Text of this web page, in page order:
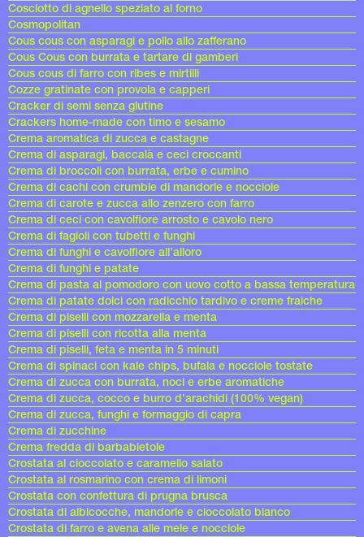
Cosciotto di agnello speziato al forno
Cosmopolitan
Cous cous con asparagi e pollo allo zafferano
Cous Cous con burrata e tartare di gamberi
Cous cous di farro con ribes e mirtilli
Cozze gratinate con provola e capperi
Cracker di semi senza glutine
Crackers home-made con timo e sesamo
Crema aromatica di zucca e castagne
Crema di asparagi, baccalà e ceci croccanti
Crema di broccoli con burrata, erbe e cumino
Crema di cachi con crumble di mandorle e nocciole
Crema di carote e zucca allo zenzero con farro
Crema di ceci con cavolfiore arrosto e cavolo nero
Crema di fagioli con tubetti e funghi
Crema di funghi e cavolfiore all’alloro
Crema di funghi e patate
Crema di pasta al pomodoro con uovo cotto a bassa temperatura
Crema di patate dolci con radicchio tardivo e creme fraiche
Crema di piselli con mozzarella e menta
Crema di piselli con ricotta alla menta
Crema di piselli, feta e menta in 5 minuti
Crema di spinaci con kale chips, bufala e nocciole tostate
Crema di zucca con burrata, noci e erbe aromatiche
Crema di zucca, cocco e burro d’arachidi (100% vegan)
Crema di zucca, funghi e formaggio di capra
Crema di zucchine
Crema fredda di barbabietole
Crostata al cioccolato e caramello salato
Crostata al rosmarino con crema di limoni
Crostata con confettura di prugna brusca
Crostata di albicocche, mandorle e cioccolato bianco
Crostata di farro e avena alle mele e nocciole